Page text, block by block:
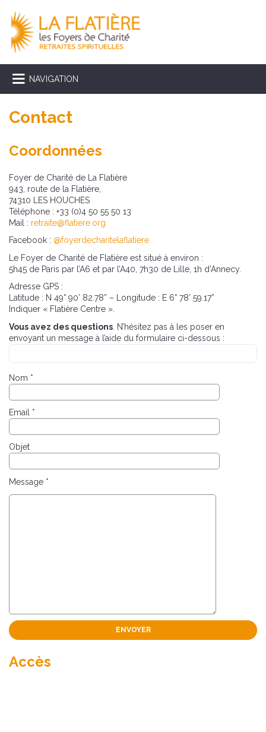
NAVIGATION
Contact
Coordonnées
Foyer de Charité de La Flatière
943, route de la Flatière,
74310 LES HOUCHES
Téléphone : +33 (0)4 50 55 50 13
Mail : retraite@flatiere.org
Facebook : @foyerdecharitelaflatiere
Le Foyer de Charité de Flatière est situé à environ :
5h45 de Paris par l’A6 et par l’A40, 7h30 de Lille, 1h d’Annecy.
Adresse GPS :
Latitude : N 49° 90’ 82.78” – Longitude : E 6° 78’ 59.17”
Indiquer « Flatière Centre ».
Vous avez des questions . N’hésitez pas à les poser en
envoyant un message à l’aide du formulaire ci-dessous :
Nom *
Email *
Objet
Message *
Accès